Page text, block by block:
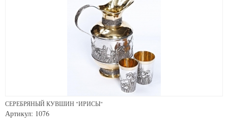
СЕРЕБРЯНЫЙ КУВШИН "ИРИСЫ"
Артикул: 1076